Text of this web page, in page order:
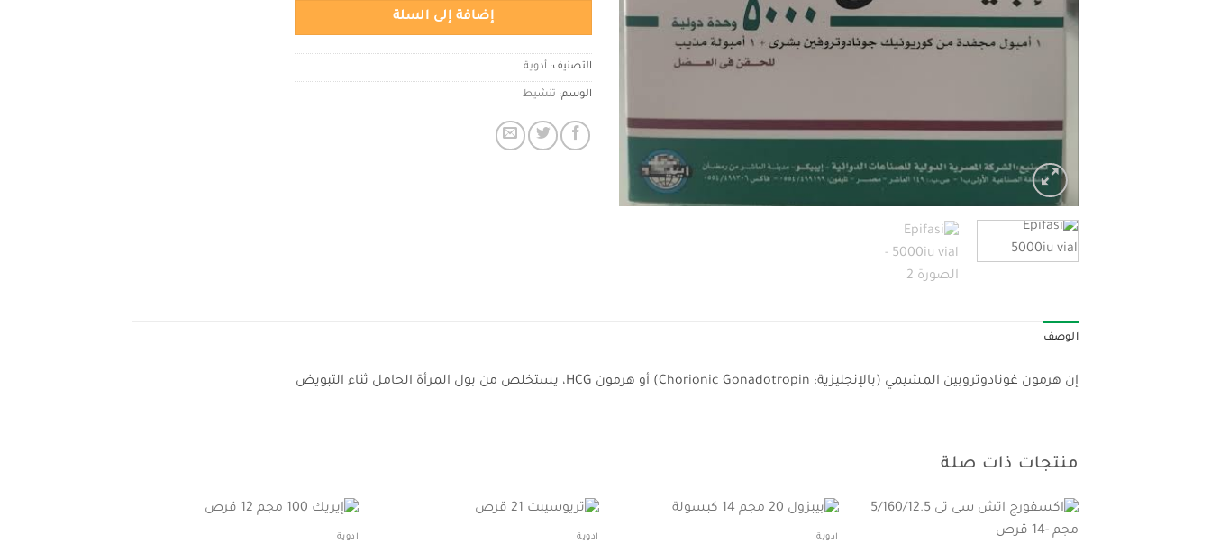
إضافة إلى السلة
التصنيف: أدوية
الوسم: تنشيط
الوصف
إن هرمون غونادوتروبين المشيمي (بالإنجليزية: Chorionic Gonadotropin) أو هرمون HCG، يستخلص من بول المرأة الحامل ثناء التبويض
منتجات ذات صلة
أدوية أدوية أدوية